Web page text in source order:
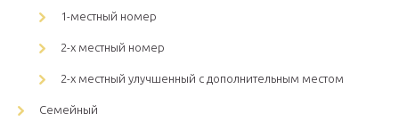
1-местный номер
2-х местный номер
2-х местный улучшенный с дополнительным местом
Семейный